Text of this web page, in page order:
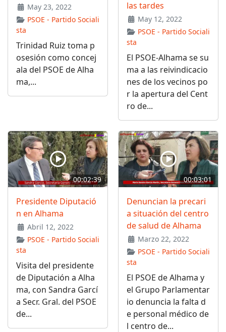
May 23, 2022
PSOE - Partido Sociali
sta
Trinidad Ruiz toma p
osesión como concej
ala del PSOE de Alha
ma,...
las tardes
May 12, 2022
PSOE - Partido Sociali
sta
El PSOE-Alhama se su
ma a las reivindicacio
nes de los vecinos po
r la apertura del Cent
ro de...
00:02:39
Presidente Diputació
n en Alhama
Abril 12, 2022
PSOE - Partido Sociali
sta
Visita del presidente
de Diputación a Alha
ma, con Sandra Garcí
a Secr. Gral. del PSOE
de...
00:03:01
Denuncian la precari
a situación del centro
de salud de Alhama
Marzo 22, 2022
PSOE - Partido Sociali
sta
El PSOE de Alhama y
el Grupo Parlamentar
io denuncia la falta d
e personal médico de
l centro de...